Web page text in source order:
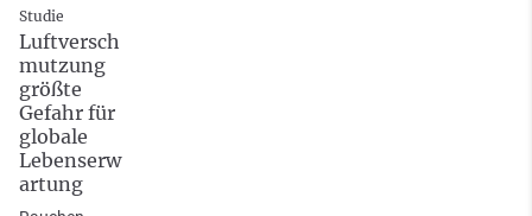
Studie
Luftversch
mutzung
größte
Gefahr für
globale
Lebenserw
artung